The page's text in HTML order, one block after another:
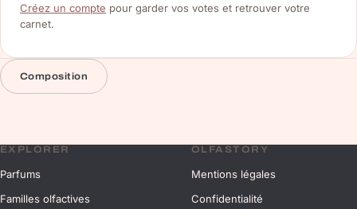
Créez un compte pour garder vos votes et retrouver votre
carnet.
Composition
EXPLORER
Parfums
Familles olfactives
OLFASTORY
Mentions légales
Confidentialité